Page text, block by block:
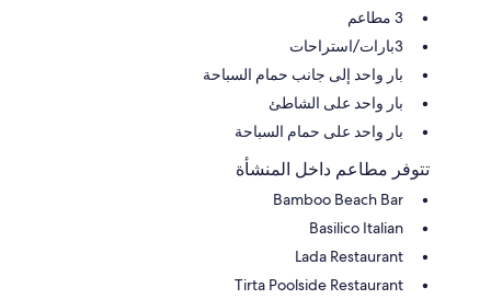
3 مطاعم
3بارات/استراحات
بار واحد إلى جانب حمام السباحة
بار واحد على الشاطئ
بار واحد على حمام السباحة
تتوفر مطاعم داخل المنشأة
Bamboo Beach Bar
Basilico Italian
Lada Restaurant
Tirta Poolside Restaurant